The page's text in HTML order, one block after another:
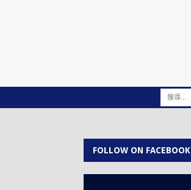
FOLLOW ON FACEBOOK